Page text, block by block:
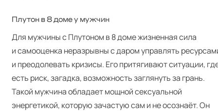
Плутон в 8 доме у мужчин
Для мужчины с Плутоном в 8 доме жизненная сила
и самооценка неразрывны с даром управлять
и преодолевать кризисы. Его притягивают ситуации,
есть риск, загадка, возможность заглянуть за грань.
Такой мужчина обладает мощной сексуальной
энергетикой, которую зачастую сам и не осознаёт. Он